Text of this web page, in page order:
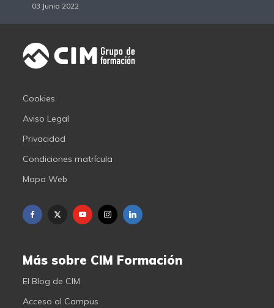
03 Junio 2022
Cookies
Aviso Legal
Privacidad
Condiciones matrícula
Mapa Web
Más sobre CIM Formación
El Blog de CIM
Acceso al Campus